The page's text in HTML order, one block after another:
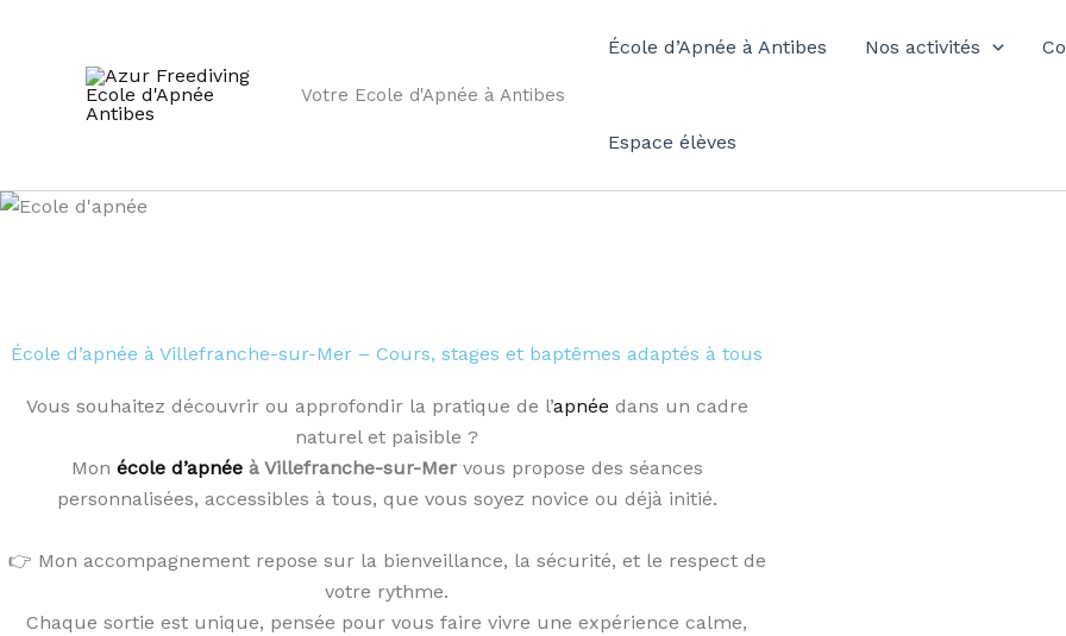
Votre Ecole d'Apnée à Antibes
École d’Apnée à Antibes Nos activités
Espace élèves
École d’apnée à Villefranche-sur-Mer – Cours, stages et baptêmes adaptés à tous
Vous souhaitez découvrir ou approfondir la pratique de l’apnée dans un cadre
naturel et paisible ?
Mon école d’apnéeà Villefranche-sur-Mervous propose des séances
personnalisées, accessibles à tous, que vous soyez novice ou déjà initié.
👉 Mon accompagnement repose sur la bienveillance, la sécurité, et le respect de
votre rythme.
Chaque sortie est unique, pensée pour vous faire vivre une expérience calme,